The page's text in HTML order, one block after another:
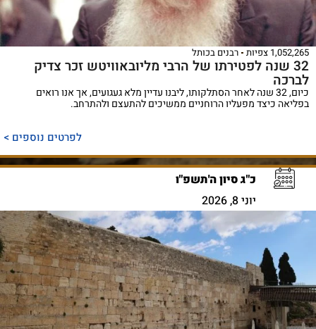
1,052,265 צפיות רבנים בכותל
32 שנה לפטירתו של הרבי מליובאוויטש זכר צדיק
לברכה
כיום, 32 שנה לאחר הסתלקותו, ליבנו עדיין מלא געגועים, אך אנו רואים
בפליאה כיצד מפעליו הרוחניים ממשיכים להתעצם ולהתרחב.
לפרטים נוספים >
כ"ג סיון ה'תשפ"ו
יוני 8, 2026